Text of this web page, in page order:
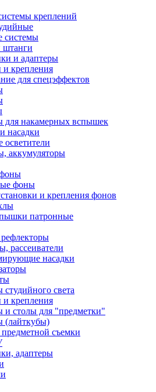
креплений
системы
штанги
и адаптеры
и крепления
для спецэффектов
для накамерных вспышек
насадки
аккумуляторы
фоны
и крепления фонов
патронные
рассеиватели
насадки
света
и крепления
и столы для "предметки"
(лайткубы)
съемки
адаптеры